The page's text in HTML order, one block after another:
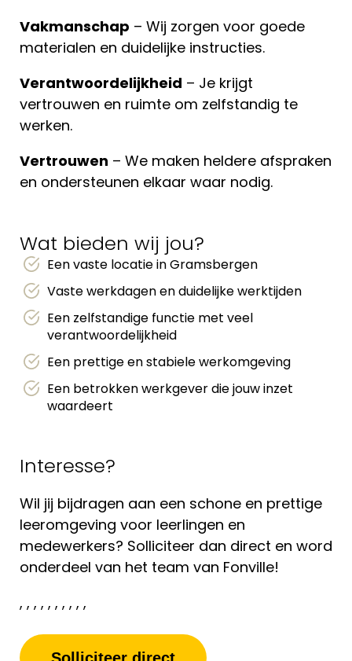
Vakmanschap – Wij zorgen voor goede
materialen en duidelijke instructies.
Verantwoordelijkheid – Je krijgt
vertrouwen en ruimte om zelfstandig te
werken.
Vertrouwen – We maken heldere afspraken
en ondersteunen elkaar waar nodig.
Wat bieden wij jou?
Een vaste locatie in Gramsbergen
Vaste werkdagen en duidelijke werktijden
Een zelfstandige functie met veel
verantwoordelijkheid
Een prettige en stabiele werkomgeving
Een betrokken werkgever die jouw inzet
waardeert
Interesse?
Wil jij bijdragen aan een schone en prettige
leeromgeving voor leerlingen en
medewerkers? Solliciteer dan direct en word
onderdeel van het team van Fonville!
, , , , , , , , , ,